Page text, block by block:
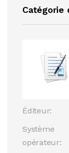
Catégorie
Éditeur:
Système
opérateur: